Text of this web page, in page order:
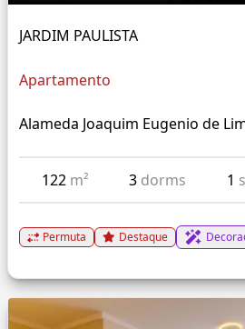
JARDIM PAULISTA
Apartamento
Alameda Joaquim Eugenio de
122 m² 3 dorms 1
Permuta Destaque